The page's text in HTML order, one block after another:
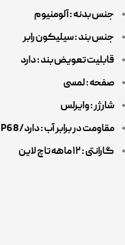
جنس بدنه : آلومنیوم
جنس بند : سیلیکون رابر
قابلیت تعویض بند : دارد
صفحه : لمسی
شارژر : وایرلس
مقاومت در برابر آب : دارد/IP68
گارانتی : ۱۲ ماهه تاچ لاین